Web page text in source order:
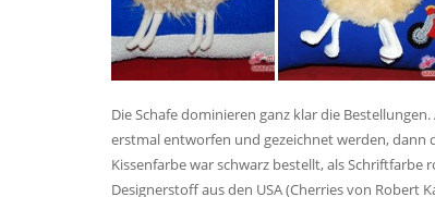
Die Schafe dominieren ganz klar die
erstmal entworfen und gezeichnet werden, dann
Kissenfarbe war schwarz bestellt, als
Designerstoff aus den USA (Cherries von Robert